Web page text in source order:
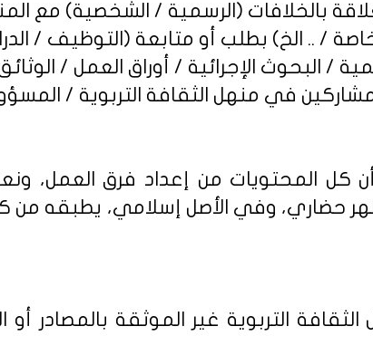
كل المحتويات من إعداد فرق العمل،
حضاري، وفي الأصل إسلامي، يطبقه من
التربوية غير الموثقة بالمصادر أو